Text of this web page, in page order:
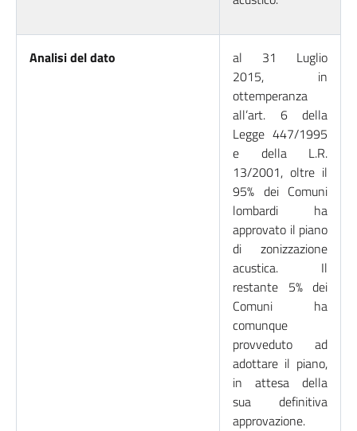
Analisi del dato
al 31 Luglio
2015, in
ottemperanza
all’art. 6 della
Legge 447/1995
e della L.R.
13/2001, oltre il
95% dei Comuni
lombardi ha
approvato il piano
di zonizzazione
acustica. Il
restante 5% dei
Comuni ha
comunque
provveduto ad
adottare il piano,
in attesa della
sua definitiva
approvazione.